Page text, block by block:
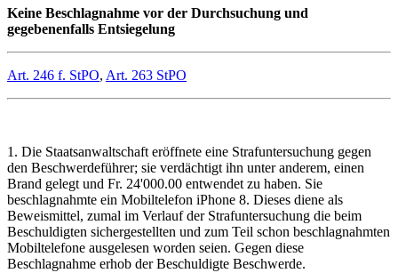
Keine Beschlagnahme vor der Durchsuchung und
gegebenenfalls Entsiegelung
Art. 246 f. StPO, Art. 263 StPO
1. Die Staatsanwaltschaft eröffnete eine Strafuntersuchung gegen
den Beschwerdeführer; sie verdächtigt ihn unter anderem, einen
Brand gelegt und Fr. 24'000.00 entwendet zu haben. Sie
beschlagnahmte ein Mobiltelefon iPhone 8. Dieses diene als
Beweismittel, zumal im Verlauf der Strafuntersuchung die beim
Beschuldigten sichergestellten und zum Teil schon beschlagnahmten
Mobiltelefone ausgelesen worden seien. Gegen diese
Beschlagnahme erhob der Beschuldigte Beschwerde.